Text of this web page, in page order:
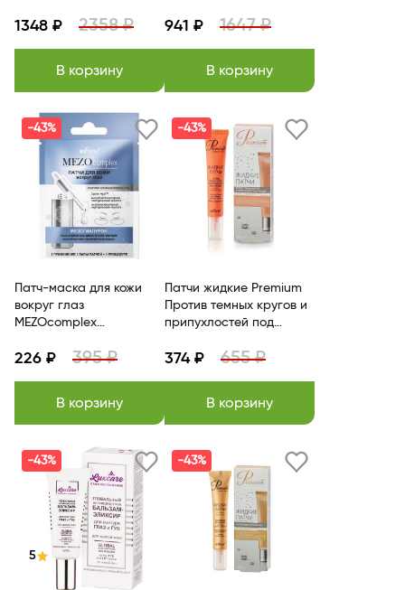
1348 ₽ 2358 ₽
В корзину
941 ₽ 1647 ₽
В корзину
-43%
Патч-маска для кожи
вокруг глаз
MEZOcomplex
226 ₽ 395 ₽
В корзину
-43%
Патчи жидкие Premium
Против темных кругов и
припухлостей под
374 ₽ 655 ₽
В корзину
-43%
5
-43%